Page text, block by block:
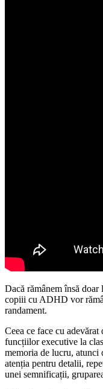
Dacă rămânem însă doar
copiii cu ADHD vor
randament.
Ceea ce face cu adevărat
funcțiilor executive la
memoria de lucru, atunci
atenția pentru detalii,
unei semnificații,